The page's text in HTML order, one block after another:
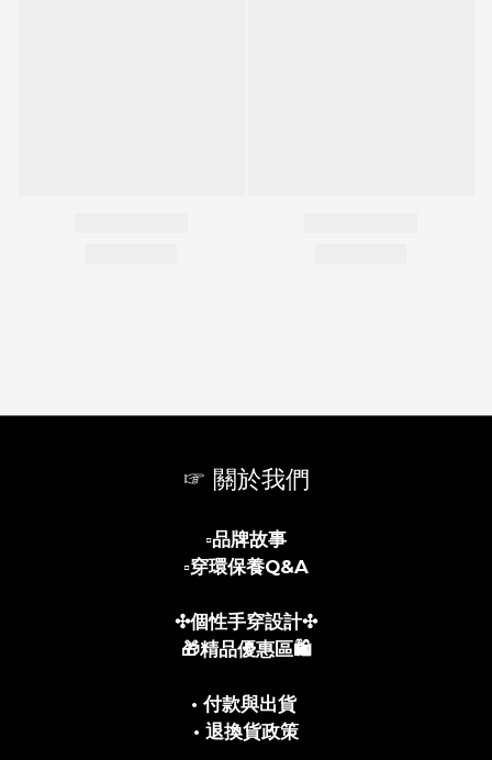
☞ 關於我們
▫️品牌故事
▫️穿環保養Q&A
✣個性手穿設計✣
🎁精品優惠區🛍️
• 付款與出貨
• 退換貨政策